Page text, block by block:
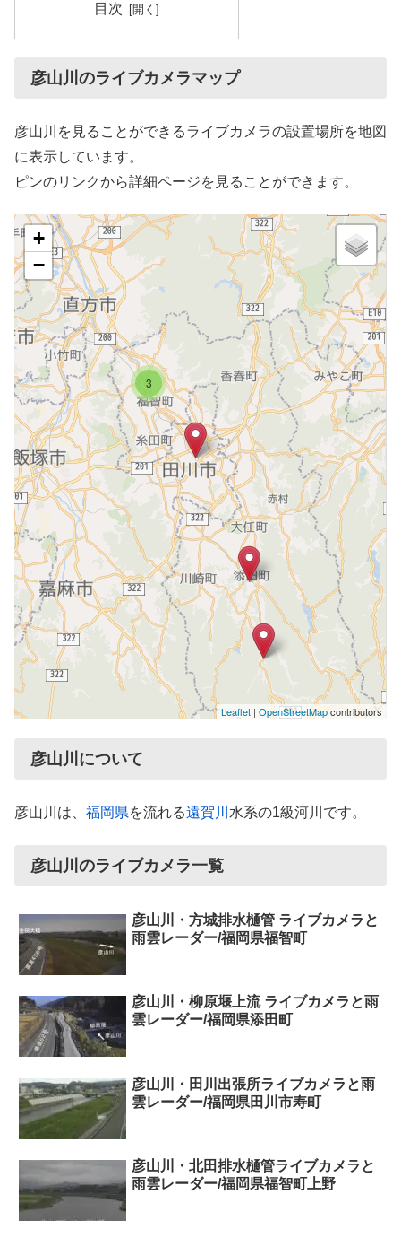
目次
彦山川のライブカメラマップ
彦山川を見ることができるライブカメラの設置場所を地図
に表示しています。
ピンのリンクから詳細ページを見ることができます。
3
+
−
Leaflet | OpenStreetMapcontributors
彦山川について
彦山川は、 福岡県を流れる遠賀川 水系の1級河川です。
彦山川のライブカメラ一覧
彦山川・方城排水樋管 ライブカメラと
雨雲レーダー/福岡県福智町
彦山川・柳原堰上流 ライブカメラと雨
雲レーダー/福岡県添田町
彦山川・田川出張所ライブカメラと雨
雲レーダー/福岡県田川市寿町
彦山川・北田排水樋管ライブカメラと
雨雲レーダー/福岡県福智町上野